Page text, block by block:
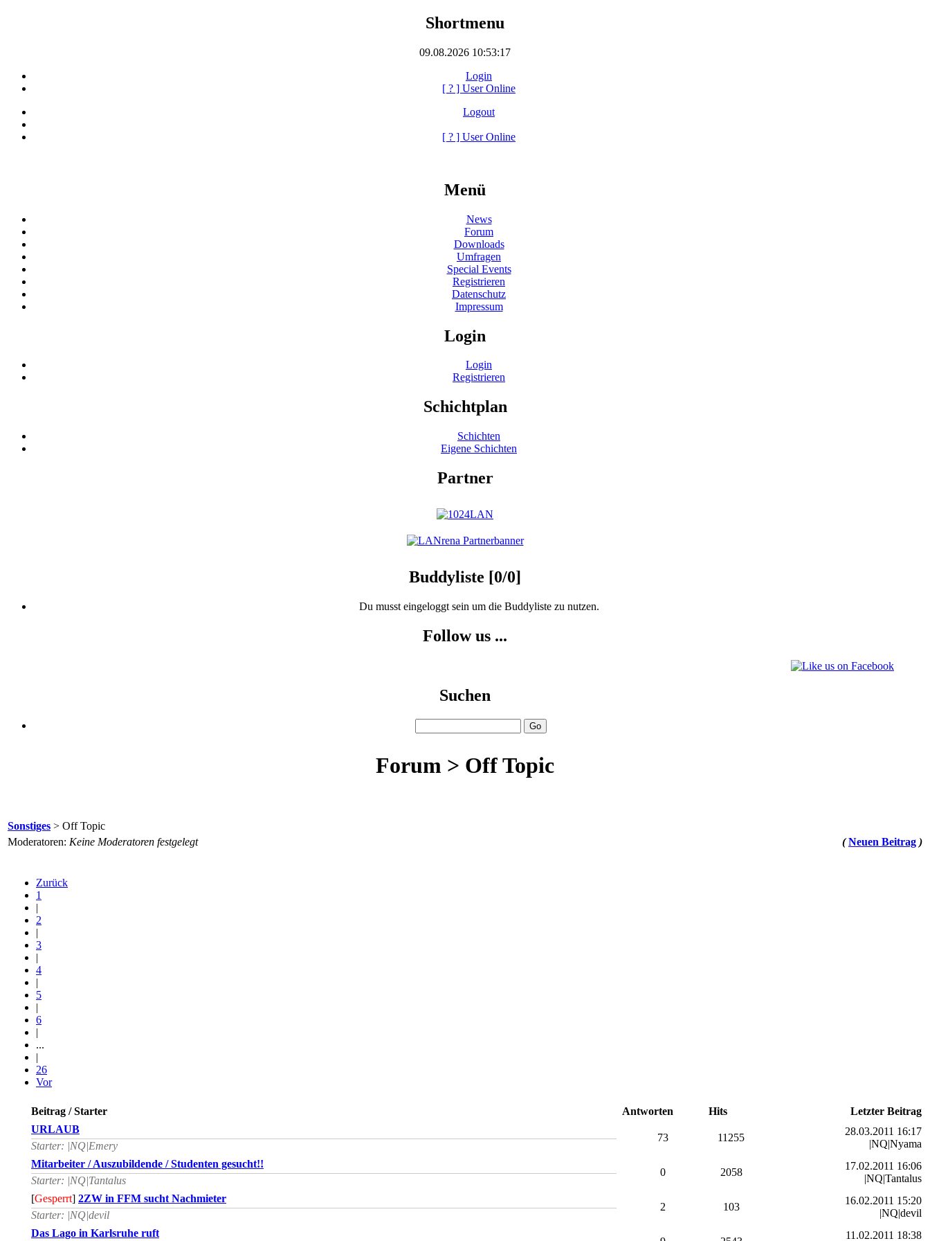
Shortmenu
09.08.2026 10:53:17
Login
[ ? ] User Online
Logout
[ ? ] User Online
Menü
News
Forum
Downloads
Umfragen
Special Events
Registrieren
Datenschutz
Impressum
Login
Login
Registrieren
Schichtplan
Schichten
Eigene Schichten
Partner
Buddyliste [0/0]
Du musst eingeloggt sein um die Buddyliste zu nutzen.
Follow us ...
Suchen
Forum > Off Topic
Sonstiges > Off Topic
Moderatoren: Keine Moderatoren festgelegt ( Neuen Beitrag )
Zurück
1
|
2
|
3
|
4
|
5
|
6
|
...
|
26
Vor
Beitrag / Starter Antworten Hits
Letzter Beitrag
URLAUB
Starter: |NQ|Emery
73 11255
28.03.2011 16:17
|NQ|Nyama
Mitarbeiter / Auszubildende / Studenten gesucht!!
Starter: |NQ|Tantalus
0 2058
17.02.2011 16:06
|NQ|Tantalus
[Gesperrt] 2ZW in FFM sucht Nachmieter
Starter: |NQ|devil
2 103
16.02.2011 15:20
|NQ|devil
Das Lago in Karlsruhe ruft
11.02.2011 18:38